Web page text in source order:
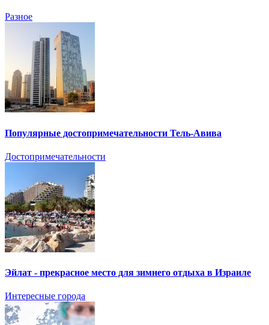
Разное
Популярные достопримечательности Тель-Авива
Достопримечательности
Эйлат - прекрасное место для зимнего отдыха в Израиле
Интересные города